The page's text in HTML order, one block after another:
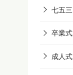
七五三
卒業式
成人式